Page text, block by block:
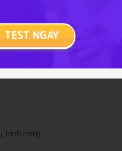
Giải bài tập Hình học
hình nón).